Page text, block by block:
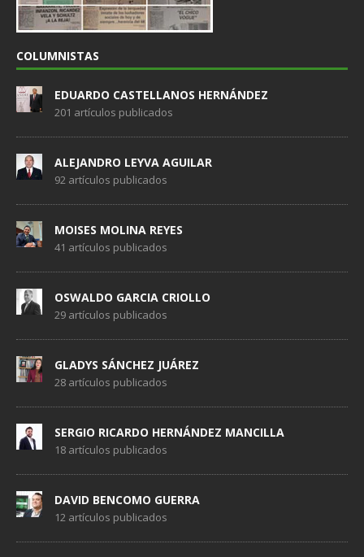
COLUMNISTAS
EDUARDO CASTELLANOS HERNÁNDEZ
201 artículos publicados
ALEJANDRO LEYVA AGUILAR
92 artículos publicados
MOISES MOLINA REYES
41 artículos publicados
OSWALDO GARCIA CRIOLLO
29 artículos publicados
GLADYS SÁNCHEZ JUÁREZ
28 artículos publicados
SERGIO RICARDO HERNÁNDEZ MANCILLA
18 artículos publicados
DAVID BENCOMO GUERRA
12 artículos publicados